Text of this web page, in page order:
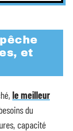
et
le meilleur
du
capacité